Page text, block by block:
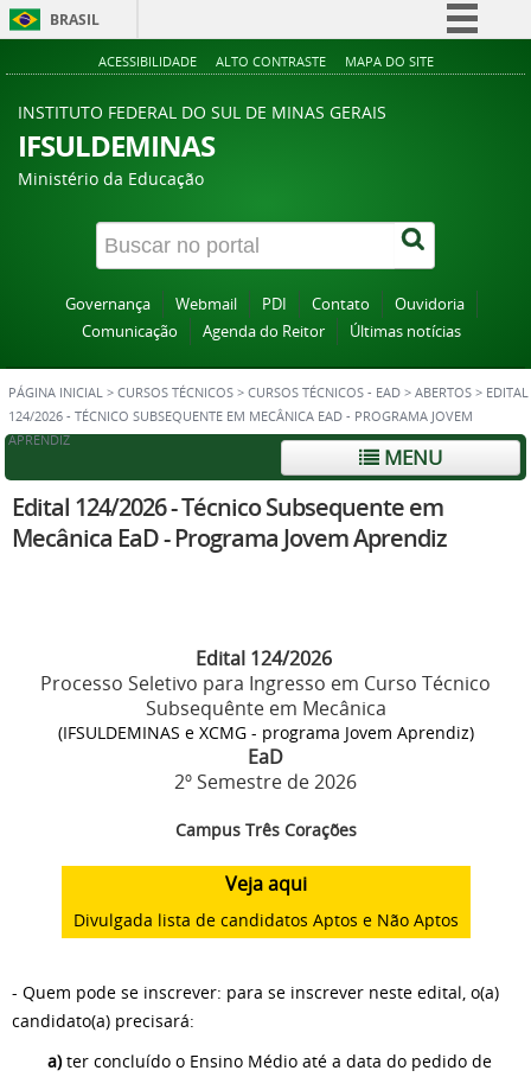
BRASIL
Simplifique!
ACESSIBILIDADE ALTO CONTRASTE MAPA DO SITE
INSTITUTO FEDERAL DO SUL DE MINAS GERAIS
IFSULDEMINAS
Ministério da Educação
Governança Webmail PDI Contato
Ouvidoria
Comunicação
Agenda do Reitor Últimas notícias
PÁGINA INICIAL > CURSOS TÉCNICOS > CURSOS TÉCNICOS - EAD > ABERTOS > EDITAL
124/2026 - TÉCNICO SUBSEQUENTE EM MECÂNICA EAD - PROGRAMA JOVEM
APRENDIZ
MENU
Edital 124/2026 - Técnico Subsequente em
Mecânica EaD - Programa Jovem Aprendiz
Edital 124/2026
Processo Seletivo para Ingresso em Curso Técnico
Subsequênte em Mecânica
(IFSULDEMINAS e XCMG - programa Jovem Aprendiz)
EaD
2º Semestre de 2026
Campus Três Corações
Veja aqui
Divulgada lista de candidatos Aptos e Não Aptos
- Quem pode se inscrever: para se inscrever neste edital, o(a)
candidato(a) precisará:
a)ter concluído o Ensino Médio até a data do pedido de